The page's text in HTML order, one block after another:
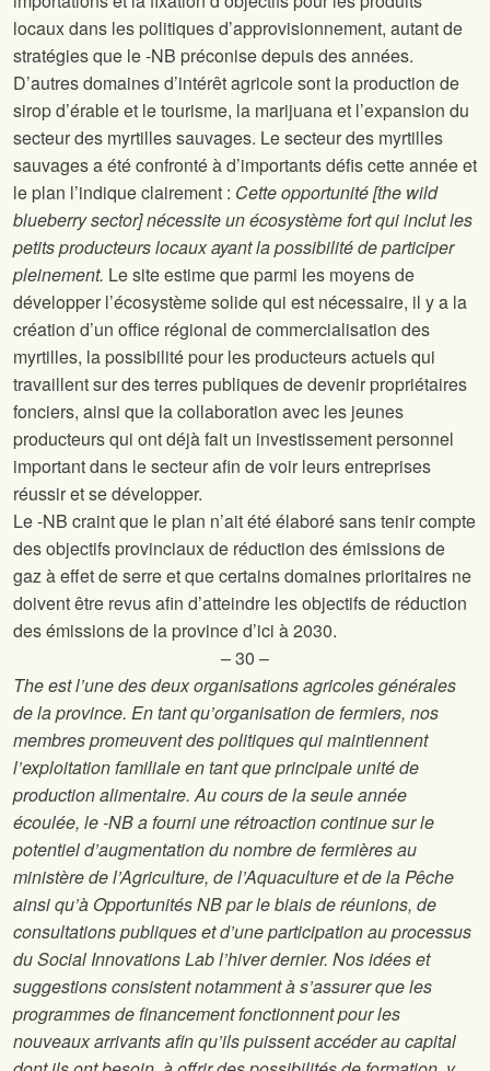
locaux dans les politiques d’approvisionnement, autant de
stratégies que le-NB préconise depuis des années.
D’autres domaines d’intérêt agricole sont la production de
sirop d’érable et le tourisme, la marijuana et l’expansion du
secteur des myrtilles sauvages. Le secteur des myrtilles
sauvages a été confronté à d’importants défis cette année et
le plan l’indique clairement : Cette opportunité [the wild
blueberry sector] nécessite un écosystème fort qui inclut les
petits producteurs locaux ayant la possibilité de participer
pleinement. Le siteestime que parmi les moyens de
développer l’écosystème solide qui est nécessaire, il y a la
création d’un office régional de commercialisation des
myrtilles, la possibilité pour les producteurs actuels qui
travaillent sur des terres publiques de devenir propriétaires
fonciers, ainsi que la collaboration avec les jeunes
producteurs qui ont déjà fait un investissement personnel
important dans le secteur afin de voir leurs entreprises
réussir et se développer.
Le-NB craint que le plan n’ait été élaboré sans tenir compte
des objectifs provinciaux de réduction des émissions de
gaz à effet de serre et que certains domaines prioritaires ne
doivent être revus afin d’atteindre les objectifs de réduction
des émissions de la province d’ici à 2030.
– 30 –
Theest l’une des deux organisations agricoles générales
de la province. En tant qu’organisation de fermiers, nos
membres promeuvent des politiques qui maintiennent
l’exploitation familiale en tant que principale unité de
production alimentaire. Au cours de la seule année
écoulée, le -NB a fourni une rétroaction continue sur le
potentiel d’augmentation du nombre de fermières au
ministère de l’Agriculture, de l’Aquaculture et de la Pêche
ainsi qu’à Opportunités NB par le biais de réunions, de
consultations publiques et d’une participation au processus
du Social Innovations Lab l’hiver dernier. Nos idées et
suggestions consistent notamment à s’assurer que les
programmes de financement fonctionnent pour les
nouveaux arrivants afin qu’ils puissent accéder au capital